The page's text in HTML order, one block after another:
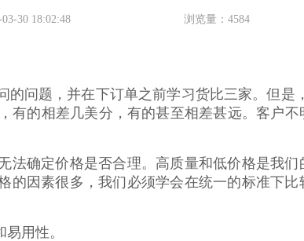
03-30 18:02:48 浏览量： 4584
问题，并在下订单之前学习货比三家。但是
有的相差几美分，有的甚至相差甚远。客户不
法确定价格是否合理。高质量和低价格是我们
的因素很多，我们必须学会在统一的标准下比
用性。